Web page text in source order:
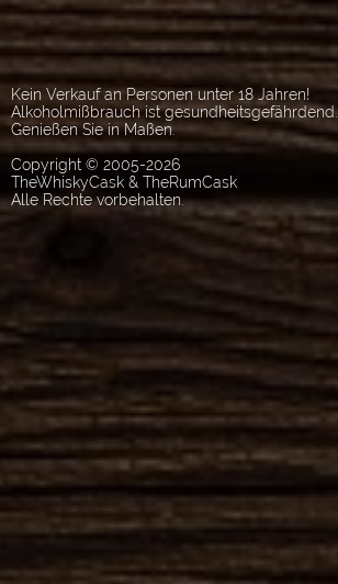
Kein Verkauf an Personen unter 18 Jahren!
Alkoholmißbrauch ist gesundheitsgefährdend.
Genießen Sie in Maßen.
Copyright © 2005-2026
TheWhiskyCask & TheRumCask
Alle Rechte vorbehalten.